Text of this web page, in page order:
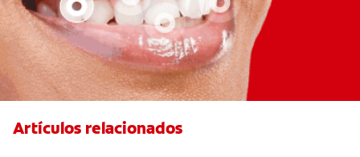
Artículos relacionados